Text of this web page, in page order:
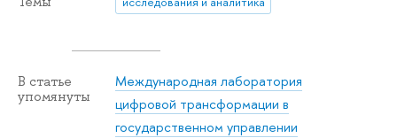
В статье
упомянуты
Международная лаборатория
цифровой трансформации в
государственном управлении